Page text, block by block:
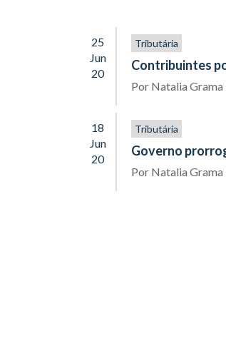
25
Jun
20
Tributária
Contribuintes
Por Natalia Grama
18
Jun
20
Tributária
Governo
Por Natalia Grama